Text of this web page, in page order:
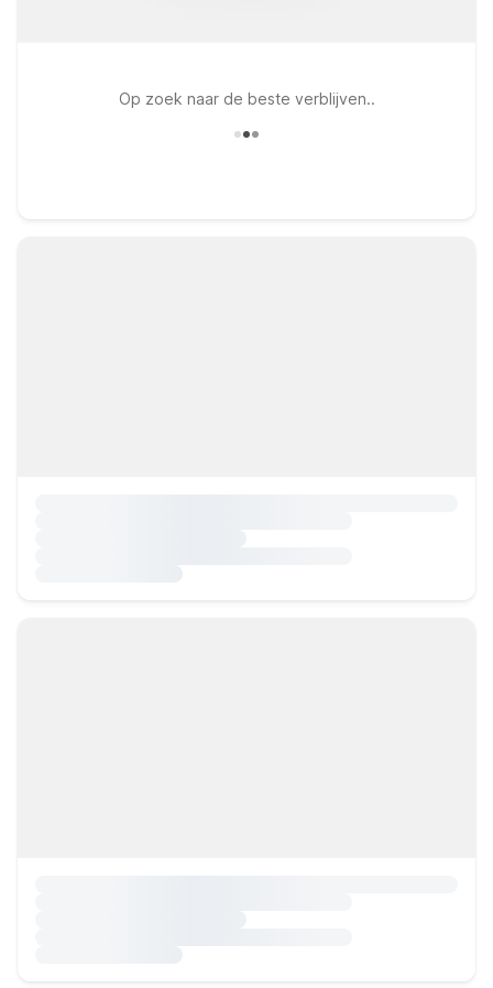
Op zoek naar de beste verblijven..